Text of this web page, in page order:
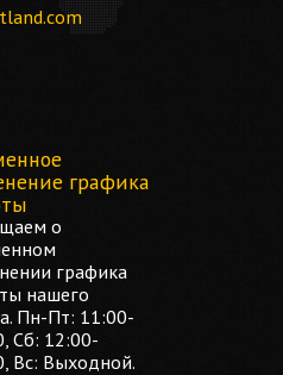
графика
о
графика
нашего
Пн-Пт: 11:00-
Сб: 12:00-
Вс: Выходной.